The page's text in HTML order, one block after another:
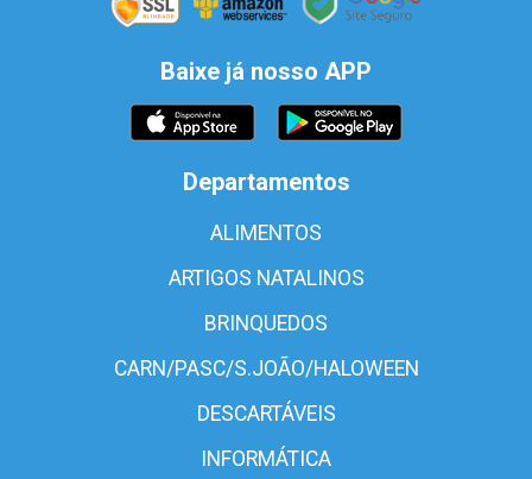
Baixe já nosso APP
Departamentos
ALIMENTOS
ARTIGOS NATALINOS
BRINQUEDOS
CARN/PASC/S.JOÃO/HALOWEEN
DESCARTÁVEIS
INFORMÁTICA